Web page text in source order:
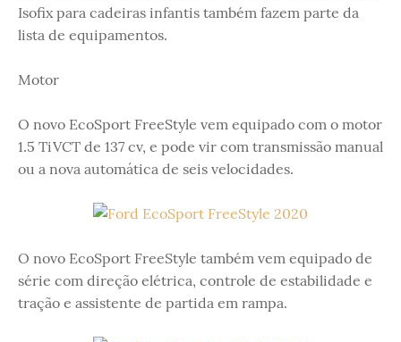
Isofix para cadeiras infantis também fazem parte da
lista de equipamentos.
Motor
O novo EcoSport FreeStyle vem equipado com o motor
1.5 TiVCT de 137 cv, e pode vir com transmissão manual
ou a nova automática de seis velocidades.
O novo EcoSport FreeStyle também vem equipado de
série com direção elétrica, controle de estabilidade e
tração e assistente de partida em rampa.